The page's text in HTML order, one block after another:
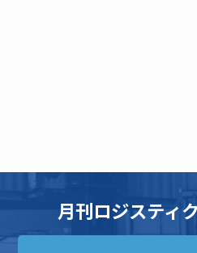
月刊ロジスティ